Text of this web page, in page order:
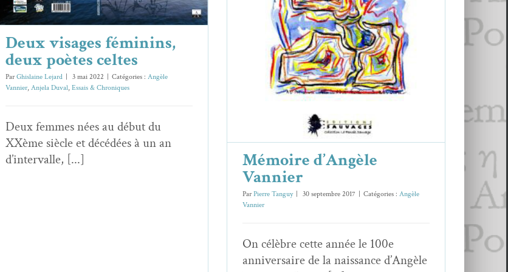
Deux visages féminins,
deux poètes celtes
ParGhislaine Lejard 3 mai 2022 Catégories : Angèle
Vannier, Anjela Duval, Essais & Chroniques
Deux femmes nées au début du
XXème siècle et décédées à un an
d’intervalle, [...]
Mémoire d’Angèle Vannier
Angèle Vannier
Mémoire d’Angèle
Vannier
ParPierre Tanguy 30 septembre 2017 Catégories : Angèle
Vannier
On célèbre cette année le 100e
anniversaire de la naissance d’Angèle